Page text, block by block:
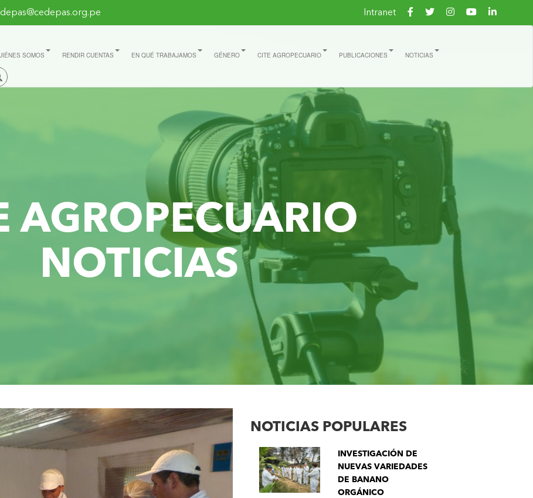
Intranet
SOMOS RENDIR CUENTAS EN QUÉ TRABAJAMOS GÉNERO CITE AGROPECUARIO PUBLICACIONES NOTICIAS
AGROPECUARIO
NOTICIAS
NOTICIAS POPULARES
INVESTIGACIÓN DE
NUEVAS VARIEDADES
DE BANANO
ORGÁNICO